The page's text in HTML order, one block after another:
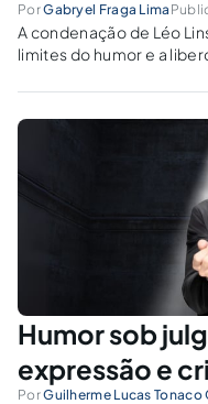
PorGabryel Fraga Lima
A condenação de Léo
limites do humor e a
Humor sob
expressão e
PorGuilherme Lucas Tonaco